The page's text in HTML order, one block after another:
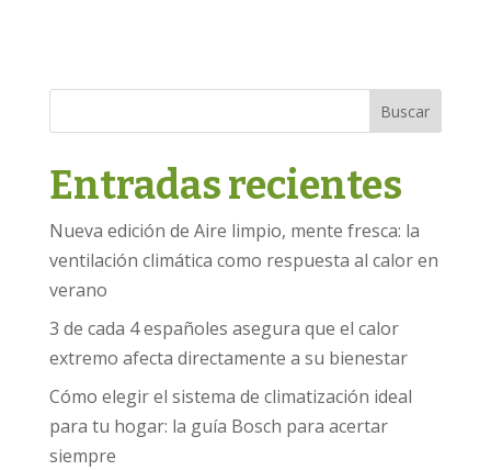
Buscar
Entradas recientes
Nueva edición de Aire limpio, mente fresca: la
ventilación climática como respuesta al calor en
verano
3 de cada 4 españoles asegura que el calor
extremo afecta directamente a su bienestar
Cómo elegir el sistema de climatización ideal
para tu hogar: la guía Bosch para acertar
siempre